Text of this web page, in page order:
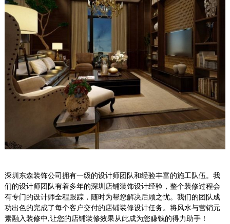
深圳东森装饰公司拥有一级的设计师团队和经验丰富的施工队伍。我
们的设计师团队有着多年的深圳店铺装饰设计经验，整个装修过程会
有专门的设计师全程跟踪，随时为帮您解决后顾之忧。我们的团队成
功出色的完成了每个客户交付的店铺装修设计任务。将风水与营销元
素融入装修中,让您的店铺装修效果从此成为您赚钱的得力助手！